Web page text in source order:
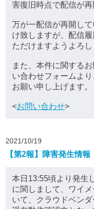
害復旧時点で配信が再
万が一配信が再開し
け致しますが、配信
ただけますようよろし
また、本件に関する
い合わせフォームよ
お願い申し上げます。
<お問い合わせ>
2021/10/19
【第2報】障害発生情報
本日13:55頃より発生
に関しまして、ワイ
いて、クラウドベン